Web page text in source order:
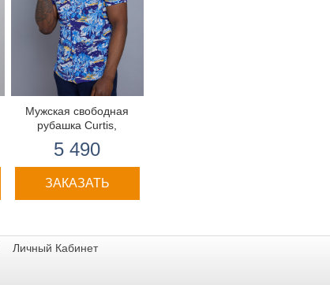
Мужская свободная
рубашка Curtis,
5 490
ЗАКАЗАТЬ
Личный Кабинет